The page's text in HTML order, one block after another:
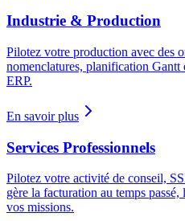
Industrie & Production
Pilotez votre production avec des
nomenclatures, planification
ERP.
En savoir plus
Services Professionnels
Pilotez votre activité de conseil,
gère la facturation au temps
vos missions.